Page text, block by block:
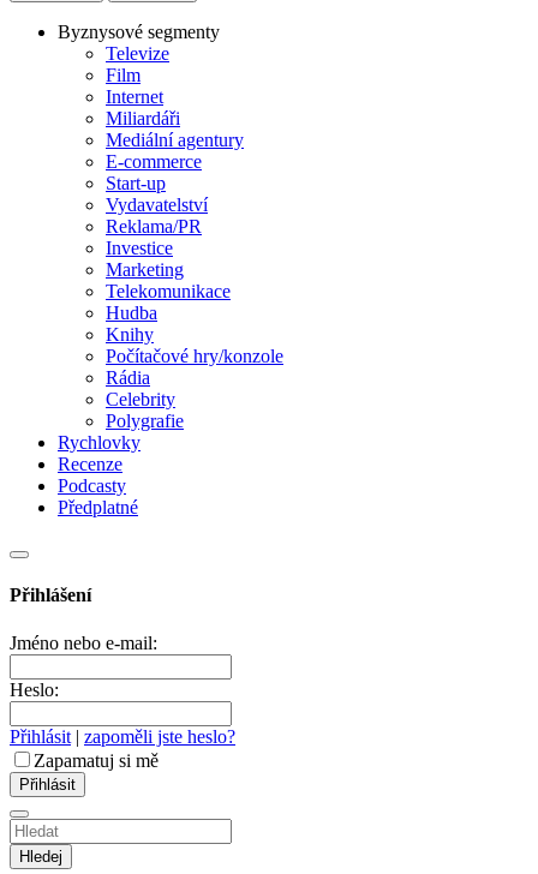
Byznysové segmenty
Televize
Film
Internet
Miliardáři
Mediální agentury
E-commerce
Start-up
Vydavatelství
Reklama/PR
Investice
Marketing
Telekomunikace
Hudba
Knihy
Počítačové hry/konzole
Rádia
Celebrity
Polygrafie
Rychlovky
Recenze
Podcasty
Předplatné
Přihlášení
Jméno nebo e-mail:
Heslo:
Přihlásit | zapoměli jste heslo?
Zapamatuj si mě
Hledej